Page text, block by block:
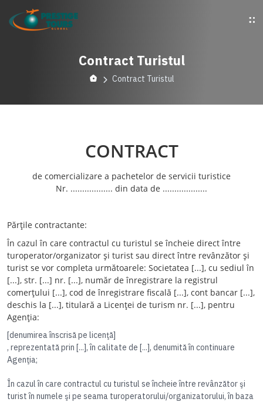
Contract Turistul
Contract Turistul
CONTRACT
de comercializare a pachetelor de servicii turistice
Nr. .................. din data de ...................
Părţile contractante:
În cazul în care contractul cu turistul se încheie direct între
turoperator/organizator şi turist sau direct între revânzător şi
turist se vor completa următoarele: Societatea [...], cu sediul în
[...], str. [...] nr. [...], număr de înregistrare la registrul
comerţului [...], cod de înregistrare fiscală [...], cont bancar [...],
deschis la [...], titulară a Licenţei de turism nr. [...], pentru
Agenţia:
[denumirea înscrisă pe licenţă]
, reprezentată prin [...], în calitate de [...], denumită în continuare
Agenţia;
În cazul în care contractul cu turistul se încheie între revânzător şi
turist în numele şi pe seama turoperatorului/organizatorului, în baza